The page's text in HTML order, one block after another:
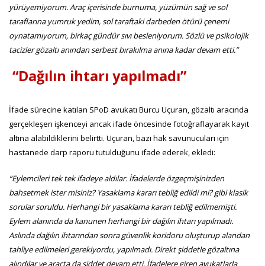
yürüyemiyorum. Araç içerisinde burnuma, yüzümün sağ ve sol
taraflarına yumruk yedim, sol taraftaki darbeden ötürü çenemi
oynatamıyorum, birkaç gündür sıvı besleniyorum. Sözlü ve psikolojik
tacizler gözaltı anından serbest bırakılma anına kadar devam etti.”
“Dağılın ihtarı yapılmadı”
İfade sürecine katılan SPoD avukatı Burcu Uçuran, gözaltı aracında
gerçekleşen işkenceyi ancak ifade öncesinde fotoğraflayarak kayıt
altına alabildiklerini belirtti. Uçuran, bazı hak savunucuları için
hastanede darp raporu tutulduğunu ifade ederek, ekledi:
“Eylemcileri tek tek ifadeye aldılar. İfadelerde özgeçmişinizden
bahsetmek ister misiniz? Yasaklama kararı tebliğ edildi mi? gibi klasik
sorular soruldu. Herhangi bir yasaklama kararı tebliğ edilmemişti.
Eylem alanında da kanunen herhangi bir dağılın ihtarı yapılmadı.
Aslında dağılın ihtarından sonra güvenlik koridoru oluşturup alandan
tahliye edilmeleri gerekiyordu, yapılmadı. Direkt şiddetle gözaltına
alındılar ve araçta da şiddet devam etti. İfadelere giren avukatlarla